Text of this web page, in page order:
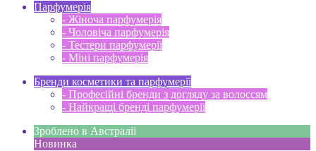
Парфумерія
- Жіноча парфумерія
- Чоловіча парфумерія
- Тестери парфумерії
- Міні парфумерія
Бренди косметики та парфумерії
- Професійні бренди з догляду за волоссям
- Найкращі бренді парфумерії
Зроблено в Австраліі
Новинка